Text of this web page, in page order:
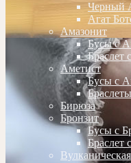
Черный
Агат
Амазонит
Бусы с
Браслет
Аметист
Бусы с
Бирюза
Бронзит
Бусы с
Браслет